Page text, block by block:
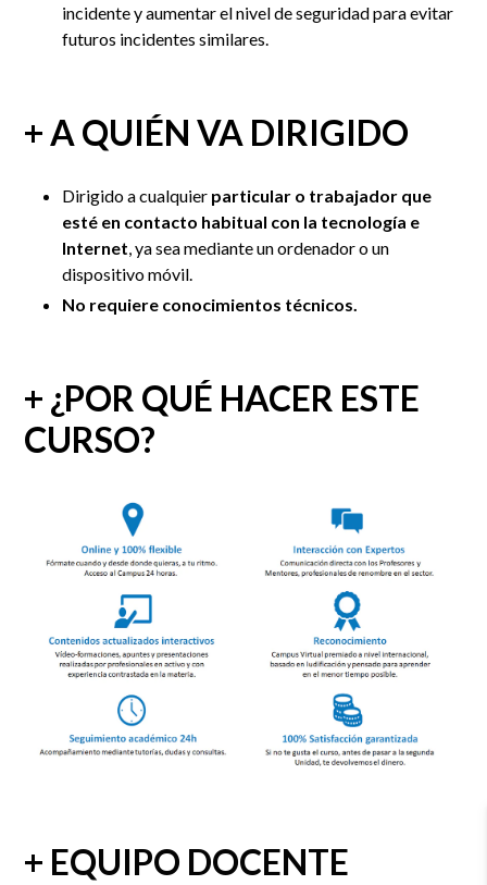
incidente y aumentar el nivel de seguridad para evitar
futuros incidentes similares.
+ A QUIÉN VA DIRIGIDO
Dirigido a cualquier particular o trabajador que
esté en contacto habitual con la tecnología e
Internet, ya sea mediante un ordenador o un
dispositivo móvil.
No requiere conocimientos técnicos.
+ ¿POR QUÉ HACER ESTE
CURSO?
+ EQUIPO DOCENTE